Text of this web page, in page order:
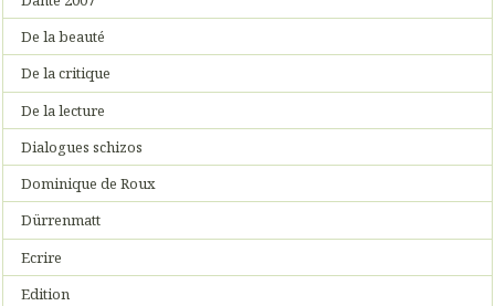
De la beauté
De la critique
De la lecture
Dialogues schizos
Dominique de Roux
Dürrenmatt
Ecrire
Edition